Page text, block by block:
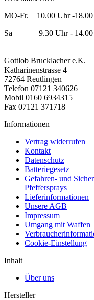
MO-Fr. 10.00 Uhr -
Sa 9.30 Uhr - 14.00
Gottlob Brucklacher e.K.
Katharinenstrasse 4
72764 Reutlingen
Telefon 07121 340626
Mobil 0160 6934315
Fax 07121 371718
Informationen
Vertrag widerrufen
Kontakt
Datenschutz
Batteriegesetz
Gefahren- und
Pfeffersprays
Lieferinformationen
Unsere AGB
Impressum
Umgang mit Waffen
Cookie-Einstellung
Inhalt
Über uns
Hersteller